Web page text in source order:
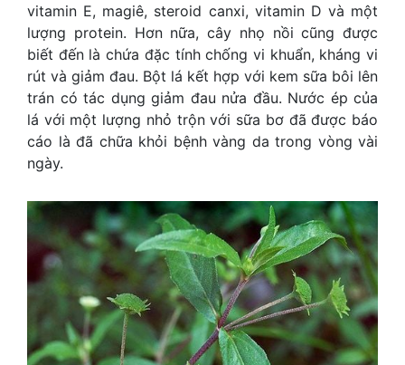
vitamin E, magiê, steroid canxi, vitamin D và một
lượng protein. Hơn nữa, cây nhọ nồi cũng được
biết đến là chứa đặc tính chống vi khuẩn, kháng vi
rút và giảm đau. Bột lá kết hợp với kem sữa bôi lên
trán có tác dụng giảm đau nửa đầu. Nước ép của
lá với một lượng nhỏ trộn với sữa bơ đã được báo
cáo là đã chữa khỏi bệnh vàng da trong vòng vài
ngày.